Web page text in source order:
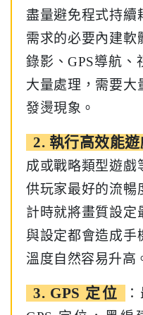
盡量避免程式持續
需求的必要內建軟
錄影、GPS導航、
大量處理，需要大
發燙現象。
2. 執行高效能
成或戰略類型遊戲
供玩家最好的流暢
計時就將畫質設定
與設定都會造成手
溫度自然容易升高
3. GPS 定位